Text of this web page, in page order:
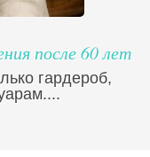
после 60 лет
гардероб,